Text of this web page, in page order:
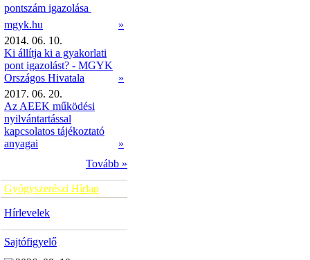
pontszám igazolása 
mgyk.hu
»
2014. 06. 10.
Ki állítja ki a gyakorlati
pont igazolást? - MGYK
Országos Hivatala
»
2017. 06. 20.
Az AEEK működési
nyilvántartással
kapcsolatos tájékoztató
anyagai
»
Tovább »
Gyógyszerészi Hírlap
Hírlevelek
Sajtófigyelő